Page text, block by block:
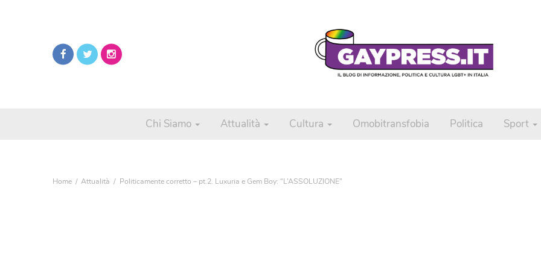
Chi Siamo Attualità Cultura Omobitransfobia Politica Sport
Home Attualità Politicamente corretto – pt.2. Luxuria e Gem Boy: “L’ASSOLUZIONE”